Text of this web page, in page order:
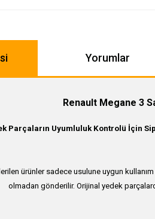
Yorumlar
Renault Megane 3
Parçaların Uyumluluk Kontrolü İçin
ürünler sadece usulune uygun
olmadan gönderilir. Orijinal yedek